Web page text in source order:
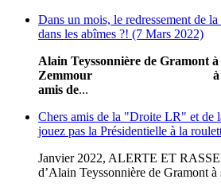
Dans un mois, le redressement de
dans les abîmes ?! (7 Mars 2022)
Alain Teyssonnière de Gramont à
Zemmour
à mon
amis de...
Chers amis de la "Droite LR" et de
jouez pas la Présidentielle à la
Janvier 2022, ALERTE ET
d’Alain Teyssonnière de Gramont à